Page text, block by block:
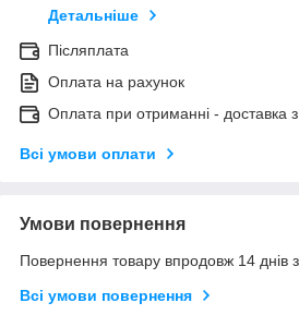
Детальніше
Післяплата
Оплата на рахунок
Оплата при отриманні - доставка з
Всі умови оплати
Умови повернення
Повернення товару впродовж 14 днів
Всі умови повернення